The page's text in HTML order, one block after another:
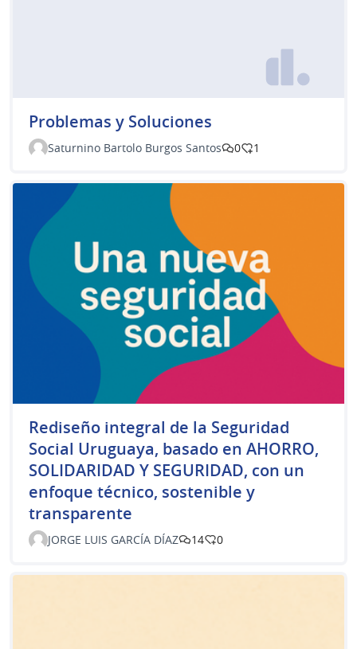
Problemas y Soluciones
Saturnino Bartolo Burgos Santos 0 1
Rediseño integral de la Seguridad
Social Uruguaya, basado en AHORRO,
SOLIDARIDAD Y SEGURIDAD, con un
enfoque técnico, sostenible y
transparente
JORGE LUIS GARCÍA DÍAZ 14 0